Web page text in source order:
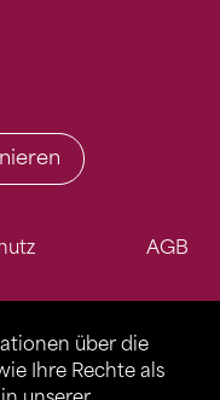
über die
Ihre Rechte als
AGB